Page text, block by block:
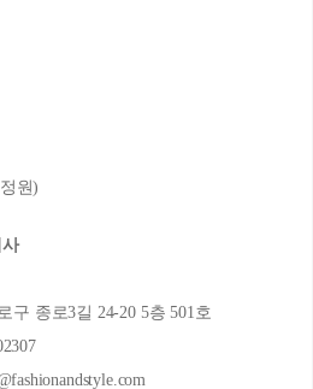
원)
구 종로3길 24-20 5층 501호